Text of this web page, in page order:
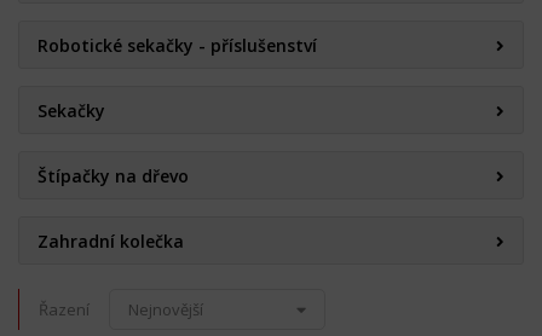
Robotické sekačky - příslušenství
Sekačky
Štípačky na dřevo
Zahradní kolečka
Řazení Nejnovější